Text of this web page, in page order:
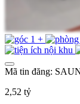
Mã tin đăng:
2,52 tỷ